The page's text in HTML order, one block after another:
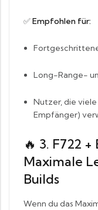
✅Empfohlen für:
Long-Range-
Nutzer, die viele
Empfänger)
🔥 3. F722 +
Maximale
Builds
Wenn du das